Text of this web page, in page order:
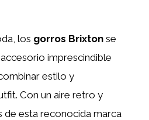
los gorros Brixton se
imprescindible
estilo y
Con un aire retro y
esta reconocida marca